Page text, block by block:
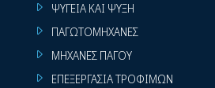
ΨΥΓΕΙΑ ΚΑΙ ΨΥΞΗ
ΠΑΓΩΤΟΜΗΧΑΝΕΣ
ΜΗΧΑΝΕΣ ΠΑΓΟΥ
ΕΠΕΞΕΡΓΑΣΙΑ ΤΡΟΦΙΜΩΝ